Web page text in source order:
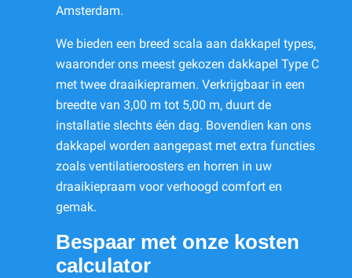
Amsterdam.
We bieden een breed scala aan dakkapel types,
waaronder ons meest gekozen dakkapel Type C
met twee draaikiepramen. Verkrijgbaar in een
breedte van 3,00 m tot 5,00 m, duurt de
installatie slechts één dag. Bovendien kan ons
dakkapel worden aangepast met extra functies
zoals ventilatieroosters en horren in uw
draaikiepraam voor verhoogd comfort en
gemak.
Bespaar met onze kosten
calculator